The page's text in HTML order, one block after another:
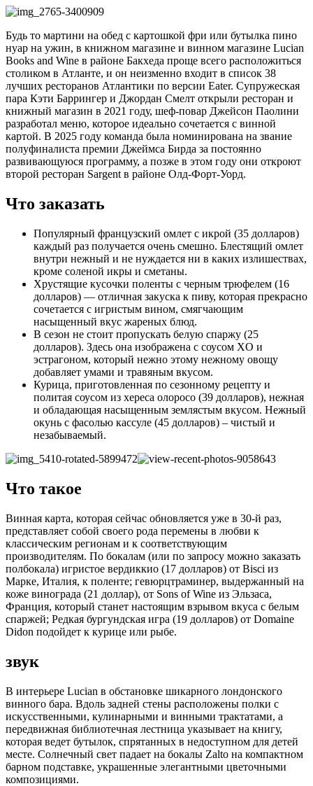
Будь то мартини на обед с картошкой фри или бутылка пино
нуар на ужин, в книжном магазине и винном магазине Lucian
Books and Wine в районе Бакхеда проще всего расположиться
столиком в Атланте, и он неизменно входит в список 38
лучших ресторанов Атлантики по версии Eater. Супружеская
пара Кэти Баррингер и Джордан Смелт открыли ресторан и
книжный магазин в 2021 году, шеф-повар Джейсон Паолини
разработал меню, которое идеально сочетается с винной
картой. В 2025 году команда была номинирована на звание
полуфиналиста премии Джеймса Бирда за постоянно
развивающуюся программу, а позже в этом году они откроют
второй ресторан Sargent в районе Олд-Форт-Уорд.
Что заказать
Популярный французский омлет с икрой (35 долларов)
каждый раз получается очень смешно. Блестящий омлет
внутри нежный и не нуждается ни в каких излишествах,
кроме соленой икры и сметаны.
Хрустящие кусочки поленты с черным трюфелем (16
долларов) — отличная закуска к пиву, которая прекрасно
сочетается с игристым вином, смягчающим
насыщенный вкус жареных блюд.
В сезон не стоит пропускать белую спаржу (25
долларов). Здесь она изображена с соусом XO и
эстрагоном, который нежно этому нежному овощу
добавляет умами и травяным вкусом.
Курица, приготовленная по сезонному рецепту и
политая соусом из хереса олоросо (39 долларов), нежная
и обладающая насыщенным землястым вкусом. Нежный
окунь с фасолью кассуле (45 долларов) – чистый и
незабываемый.
Что такое
Винная карта, которая сейчас обновляется уже в 30-й раз,
представляет собой своего рода перемены в любви к
классическим регионам и к соответствующим
производителям. По бокалам (или по запросу можно заказать
полбокала) игристое вердиккио (17 долларов) от Bisci из
Марке, Италия, к поленте; гевюрцтраминер, выдержанный на
коже винограда (21 доллар), от Sons of Wine из Эльзаса,
Франция, который станет настоящим взрывом вкуса с белым
спаржей; Редкая бургундская игра (19 долларов) от Domaine
Didon подойдет к курице или рыбе.
звук
В интерьере Lucian в обстановке шикарного лондонского
винного бара. Вдоль задней стены расположены полки с
искусственными, кулинарными и винными трактатами, а
передвижная библиотечная лестница указывает на книгу,
которая ведет бутылок, спрятанных в недоступном для детей
месте. Солнечный свет падает на бокалы Zalto на компактном
барном подставке, украшенные элегантными цветочными
композициями.